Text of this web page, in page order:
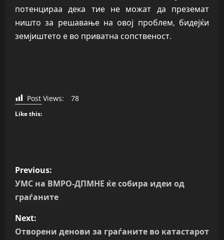
потенцираа дека тие не можат да преземат
ништо за решавање на овој проблем, бидејќи
земјиштето е во приватна сопственост.
Post Views: 78
Like this:
P
o
s
t
Previous:
УМС на ВМРО-ДПМНЕ ќе собира идеи од
граѓаните
Next:
Отворени денови за граѓаните во катастарот